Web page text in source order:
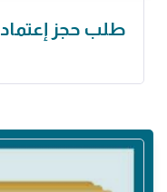
طلب حجز إعتماد ‏